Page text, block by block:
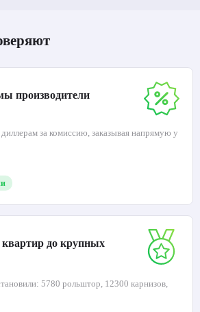
производители
за комиссию, заказывая напрямую у
до крупных
5780 рольштор, 12300 карнизов,